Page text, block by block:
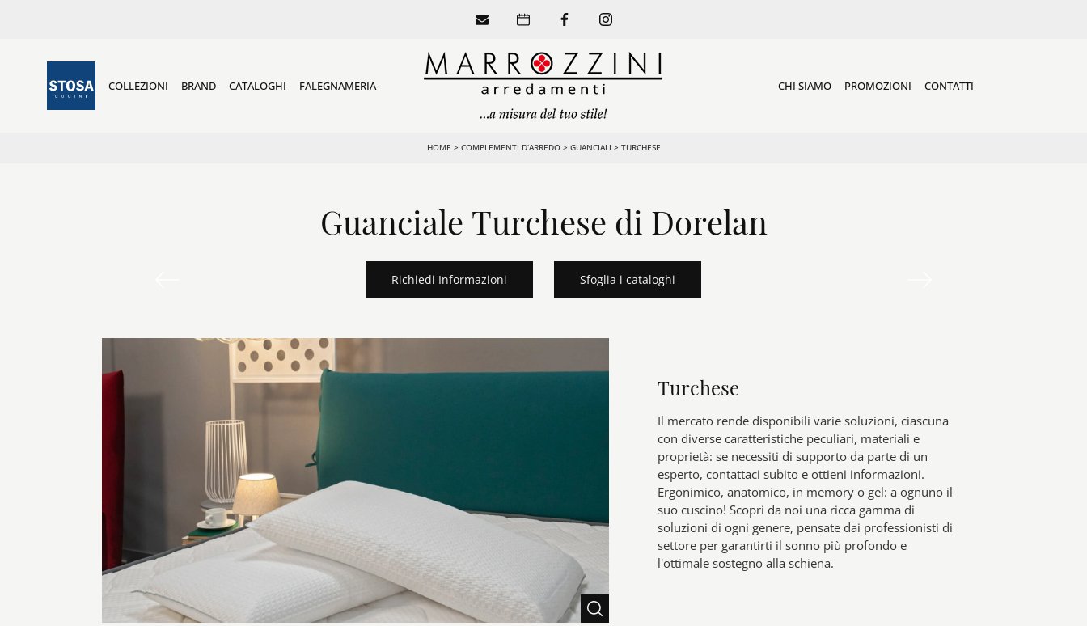
COLLEZIONI BRAND CATALOGHI FALEGNAMERIA CHI SIAMO PROMOZIONI CONTATTI
HOME > COMPLEMENTI D’ARREDO> GUANCIALI > TURCHESE
Guanciale Turchese di Dorelan
Richiedi Informazioni Sfoglia i cataloghi
Turchese
Il mercato rende disponibili varie soluzioni, ciascuna
con diverse caratteristiche peculiari, materiali e
proprietà: se necessiti di supporto da parte di un
esperto, contattaci subito e ottieni informazioni.
Ergonimico, anatomico, in memory o gel: a ognuno il
suo cuscino! Scopri da noi una ricca gamma di
soluzioni di ogni genere, pensate dai professionisti di
settore per garantirti il sonno più profondo e
l'ottimale sostegno alla schiena.